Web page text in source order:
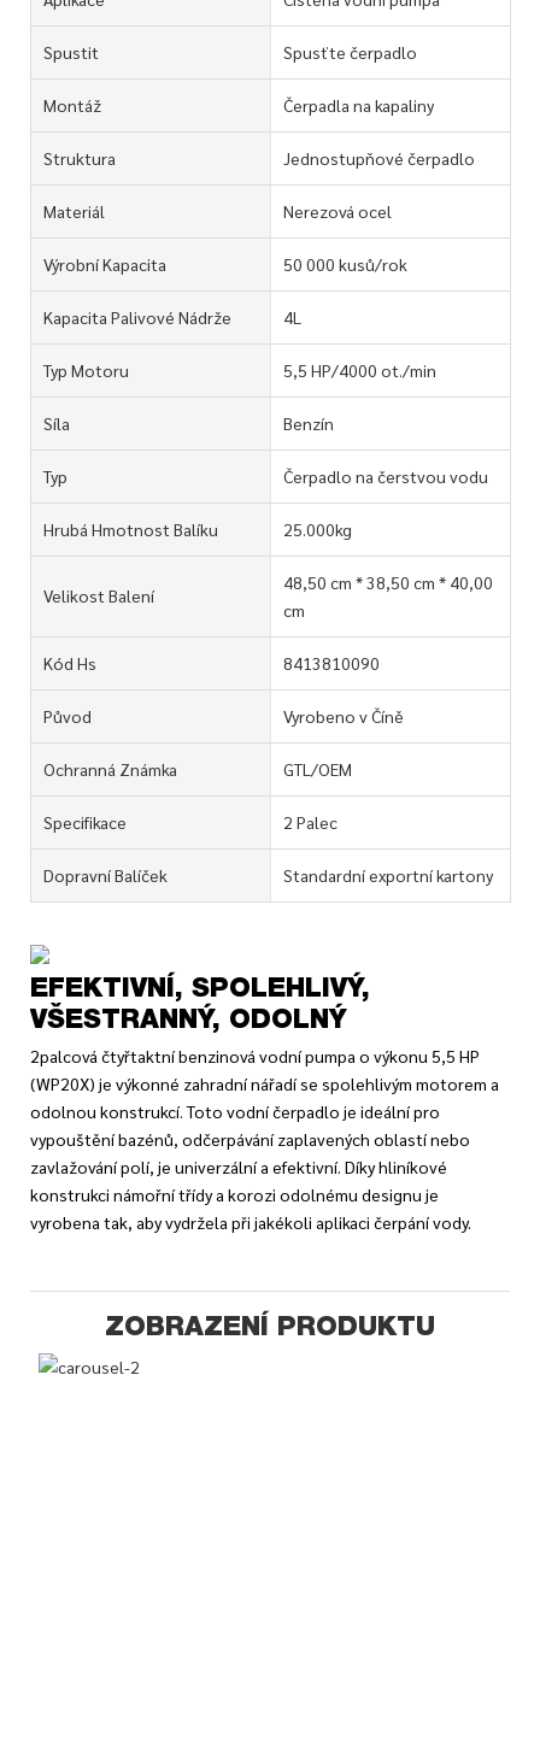
Spustit Spusťte čerpadlo
Montáž Čerpadla na kapaliny
Struktura Jednostupňové čerpadlo
Materiál Nerezová ocel
Výrobní Kapacita 50 000 kusů/rok
Kapacita Palivové Nádrže 4L
Typ Motoru 5,5 HP/4000 ot./min
Síla Benzín
Typ Čerpadlo na čerstvou vodu
Hrubá Hmotnost Balíku 25.000kg
Velikost Balení
48,50 cm * 38,50 cm * 40,00
cm
Kód Hs 8413810090
Původ Vyrobeno v Číně
Ochranná Známka GTL/OEM
Specifikace 2 Palec
Dopravní Balíček Standardní exportní kartony
EFEKTIVNÍ, SPOLEHLIVÝ,
VŠESTRANNÝ, ODOLNÝ
2palcová čtyřtaktní benzinová vodní pumpa o výkonu 5,5 HP
(WP20X) je výkonné zahradní nářadí se spolehlivým motorem a
odolnou konstrukcí. Toto vodní čerpadlo je ideální pro
vypouštění bazénů, odčerpávání zaplavených oblastí nebo
zavlažování polí, je univerzální a efektivní. Díky hliníkové
konstrukci námořní třídy a korozi odolnému designu je
vyrobena tak, aby vydržela při jakékoli aplikaci čerpání vody.
ZOBRAZENÍ PRODUKTU